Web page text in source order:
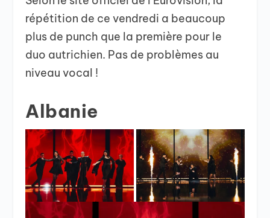
répétition de ce vendredi a beaucoup
plus de punch que la première pour le
duo autrichien. Pas de problèmes au
niveau vocal !
Albanie